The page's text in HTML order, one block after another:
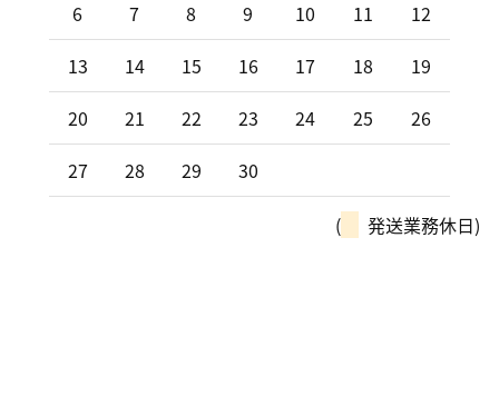
6
7 8 9 10 11
12
13
14 15 16 17 18
19
20
21 22 23 24 25
26
27
28 29 30
( 発送業務休日)